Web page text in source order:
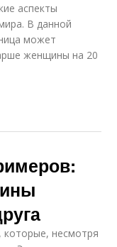
аспекты
В данной
может
женщины на 20
несмотря